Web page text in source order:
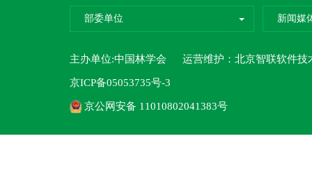
部委单位 新闻媒
主办单位:中国林学会 运营维护： 北京智联软件技
京ICP备05053735号-3
京公网安备 11010802041383号